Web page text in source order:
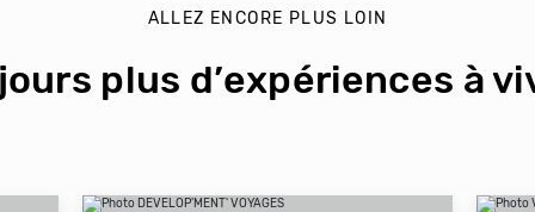
ALLEZ ENCORE PLUS LOIN
plus d’expériences à